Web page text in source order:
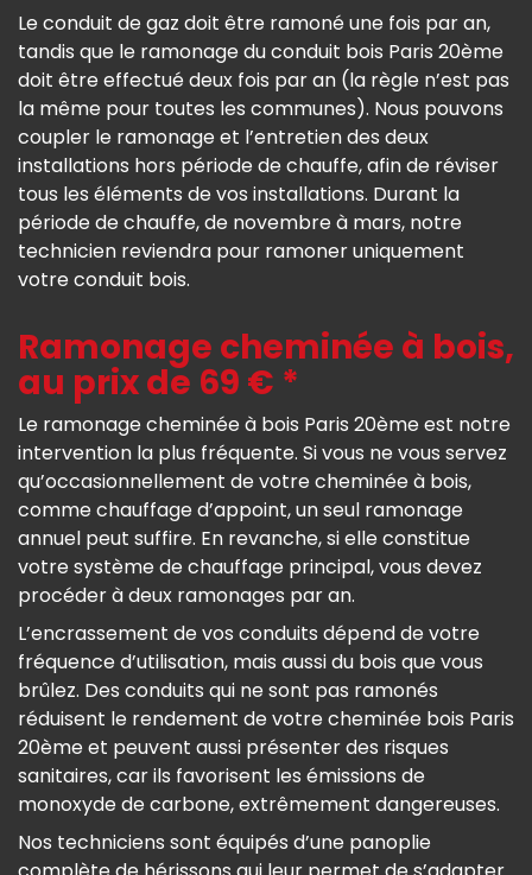
Le conduit de gaz doit être ramoné une fois par an,
tandis que le ramonage du conduit bois Paris 20ème
doit être effectué deux fois par an (la règle n’est pas
la même pour toutes les communes). Nous pouvons
coupler le ramonage et l’entretien des deux
installations hors période de chauffe, afin de réviser
tous les éléments de vos installations. Durant la
période de chauffe, de novembre à mars, notre
technicien reviendra pour ramoner uniquement
votre conduit bois.
Ramonage cheminée à bois,
au prix de 69 € *
Le ramonage cheminée à bois Paris 20ème est notre
intervention la plus fréquente. Si vous ne vous servez
qu’occasionnellement de votre cheminée à bois,
comme chauffage d’appoint, un seul ramonage
annuel peut suffire. En revanche, si elle constitue
votre système de chauffage principal, vous devez
procéder à deux ramonages par an.
L’encrassement de vos conduits dépend de votre
fréquence d’utilisation, mais aussi du bois que vous
brûlez. Des conduits qui ne sont pas ramonés
réduisent le rendement de votre cheminée bois Paris
20ème et peuvent aussi présenter des risques
sanitaires, car ils favorisent les émissions de
monoxyde de carbone, extrêmement dangereuses.
Nos techniciens sont équipés d’une panoplie